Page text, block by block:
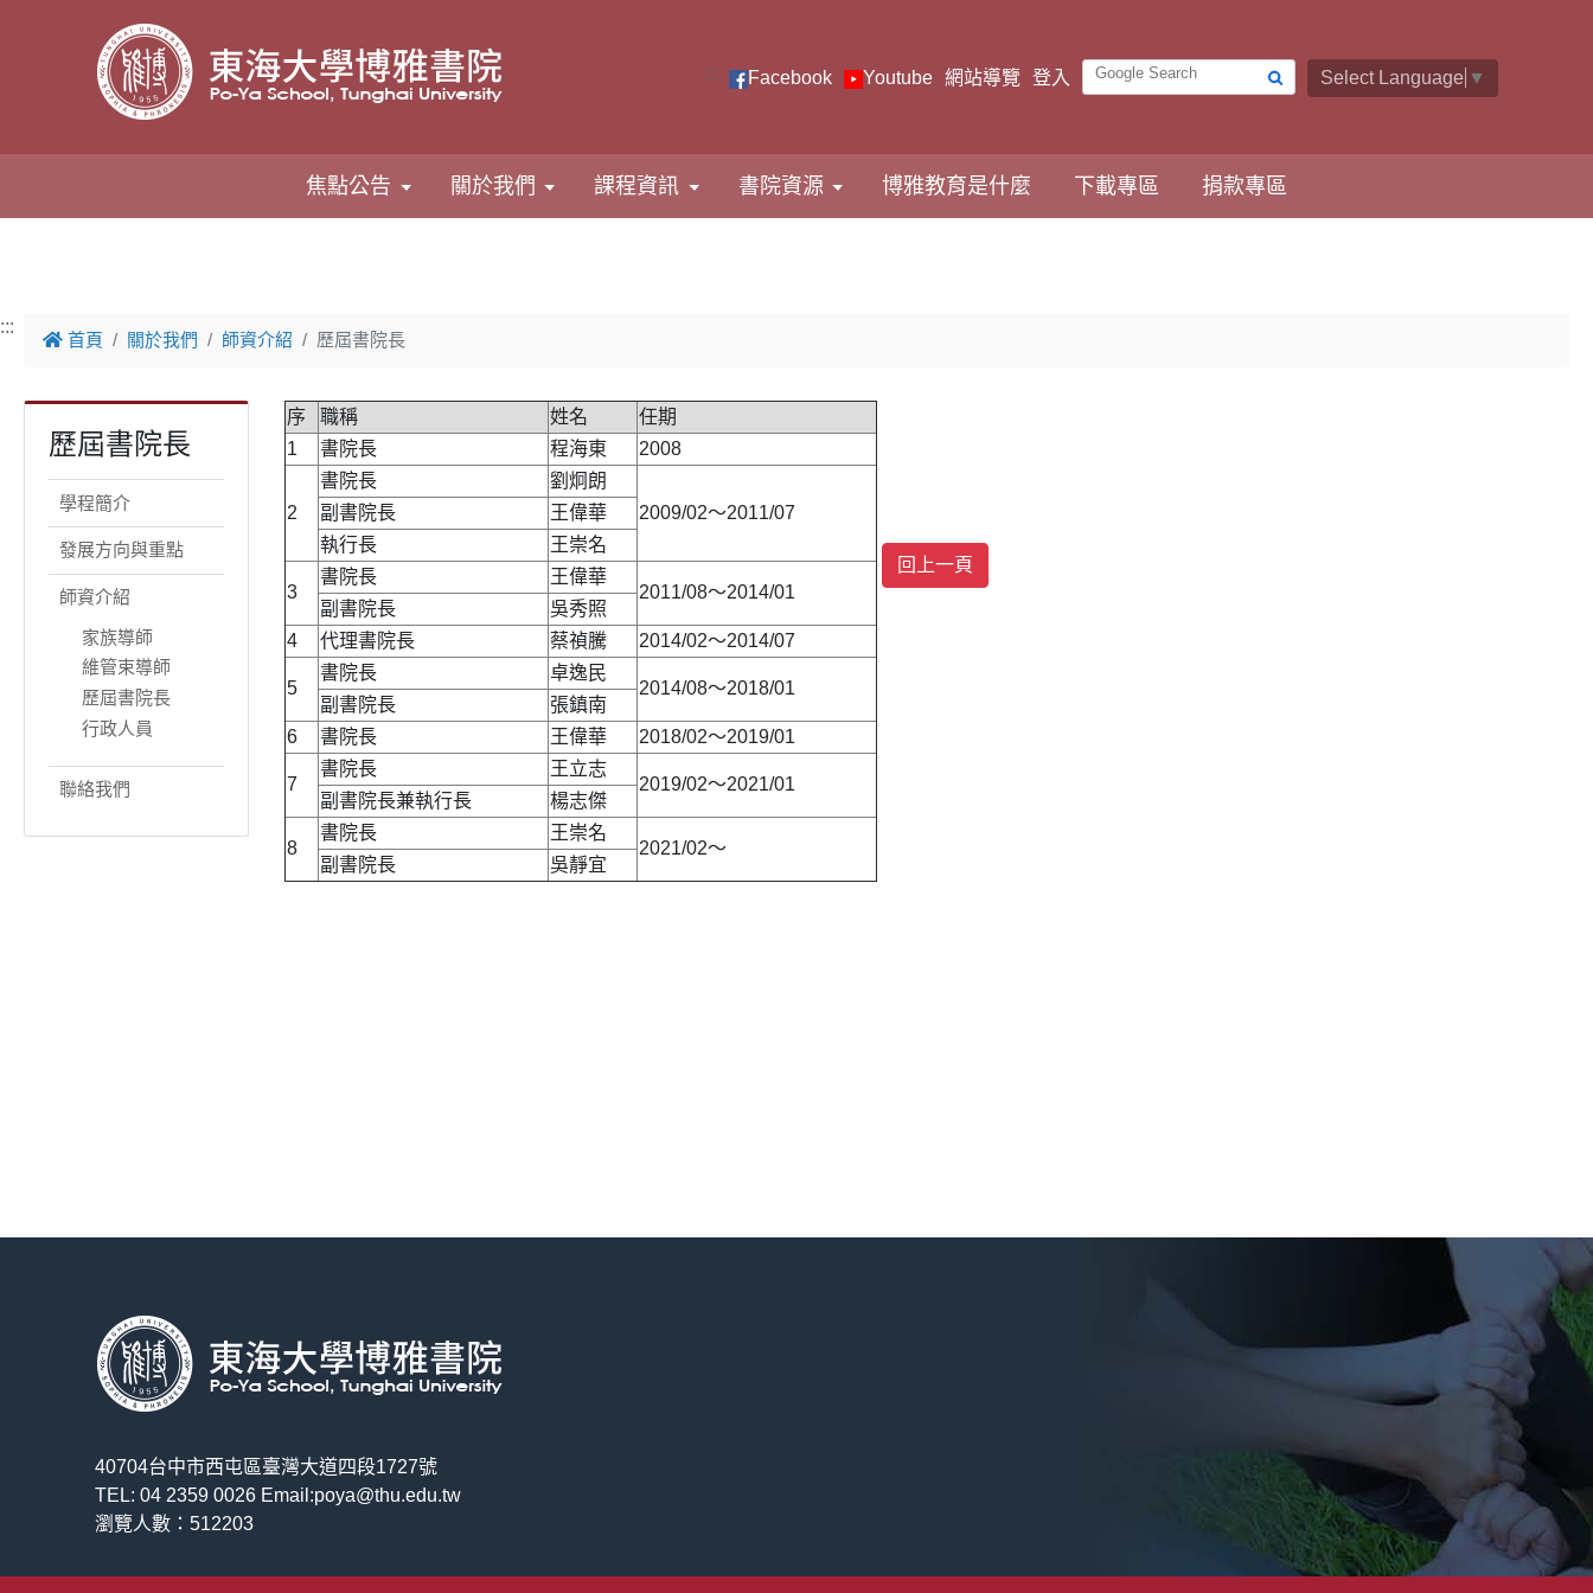
::: Facebook Youtube 網站導覽 登入 Select Language ▼
焦點公告 關於我們 課程資訊 書院資源 博雅教育是什麼 下載專區 捐款專區
:::
首頁 關於我們 師資介紹 歷屆書院長
歷屆書院長
學程簡介
發展方向與重點
師資介紹
家族導師
維管束導師
歷屆書院長
行政人員
聯絡我們
序 職稱 姓名
任期
1
書院長 程海東 2008
2
書院長
劉炯朗
2009/02～2011/07
副書院長
王偉華
執行長
王崇名
3
書院長 王偉華
2011/08～2014/01
副書院長
吳秀照
4
代理書院長 蔡禎騰 2014/02～2014/07
5
書院長 卓逸民
2014/08～2018/01
副書院長
張鎮南
6
書院長 王偉華 2018/02～2019/01
7
書院長 王立志
2019/02～2021/01
副書院長兼執行長
楊志傑
8
書院長 王崇名
2021/02～
副書院長
吳靜宜
40704台中市西屯區臺灣大道四段1727號
TEL: 04 2359 0026 Email:poya@thu.edu.tw
瀏覽人數：512203